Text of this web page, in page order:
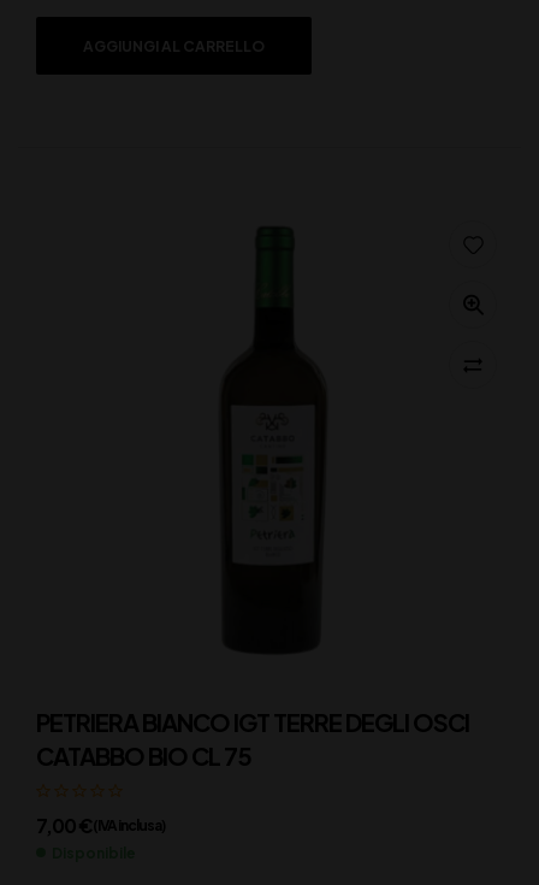
AGGIUNGI AL CARRELLO
PETRIERA BIANCO IGT TERRE DEGLI OSCI
CATABBO BIO CL 75
7,00€(IVA inclusa)